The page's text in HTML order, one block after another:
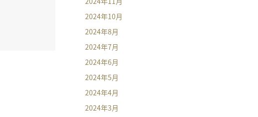
2024年10月
2024年8月
2024年7月
2024年6月
2024年5月
2024年4月
2024年3月